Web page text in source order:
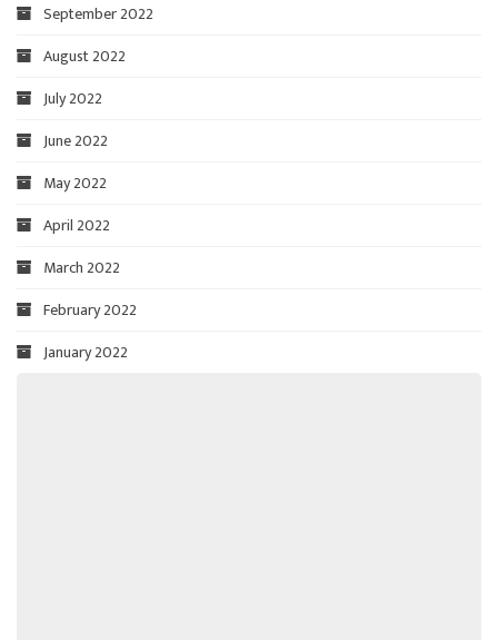
September 2022
August 2022
July 2022
June 2022
May 2022
April 2022
March 2022
February 2022
January 2022